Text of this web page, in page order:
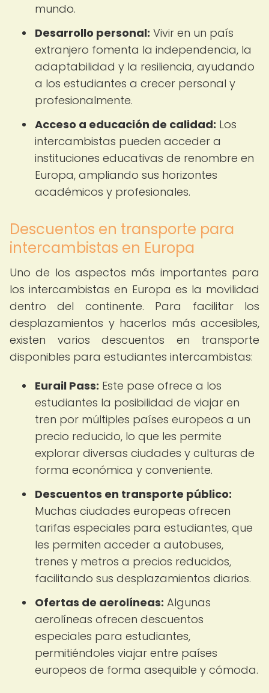
mundo.
Desarrollo personal: Vivir en un país
extranjero fomenta la independencia, la
adaptabilidad y la resiliencia, ayudando
a los estudiantes a crecer personal y
profesionalmente.
Acceso a educación de calidad: Los
intercambistas pueden acceder a
instituciones educativas de renombre en
Europa, ampliando sus horizontes
académicos y profesionales.
Descuentos en transporte para
intercambistas en Europa
Uno de los aspectos más importantes para
los intercambistas en Europa es la movilidad
dentro del continente. Para facilitar los
desplazamientos y hacerlos más accesibles,
existen varios descuentos en transporte
disponibles para estudiantes intercambistas:
Eurail Pass: Este pase ofrece a los
estudiantes la posibilidad de viajar en
tren por múltiples países europeos a un
precio reducido, lo que les permite
explorar diversas ciudades y culturas de
forma económica y conveniente.
Descuentos en transporte público:
Muchas ciudades europeas ofrecen
tarifas especiales para estudiantes, que
les permiten acceder a autobuses,
trenes y metros a precios reducidos,
facilitando sus desplazamientos diarios.
Ofertas de aerolíneas: Algunas
aerolíneas ofrecen descuentos
especiales para estudiantes,
permitiéndoles viajar entre países
europeos de forma asequible y cómoda.